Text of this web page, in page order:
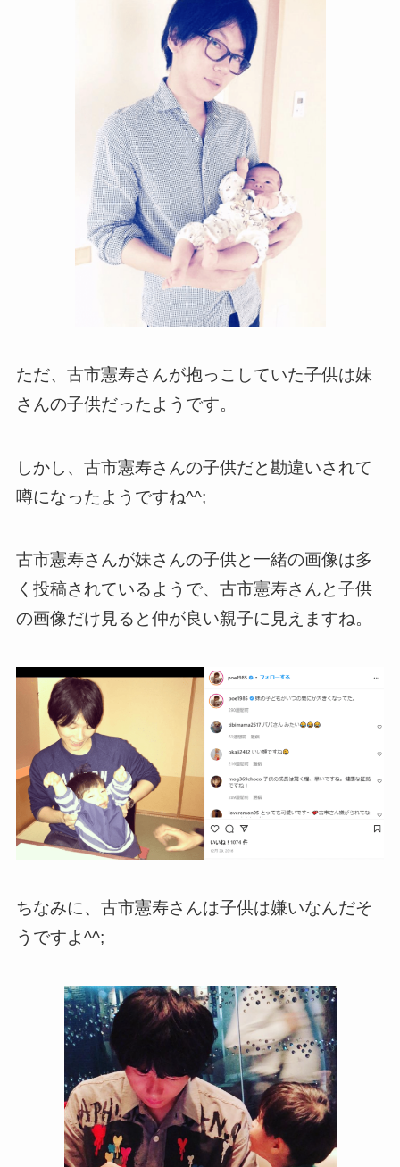
ただ、古市憲寿さんが抱っこしていた子供は妹
さんの子供だったようです。
しかし、古市憲寿さんの子供だと勘違いされて
噂になったようですね^^;
古市憲寿さんが妹さんの子供と一緒の画像は多
く投稿されているようで、古市憲寿さんと子供
の画像だけ見ると仲が良い親子に見えますね。
ちなみに、古市憲寿さんは子供は嫌いなんだそ
うですよ^^;